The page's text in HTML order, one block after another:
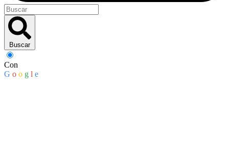
Buscar
Con
G o o g l e